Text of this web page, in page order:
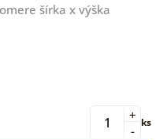
šírka x výška
-
+ ks